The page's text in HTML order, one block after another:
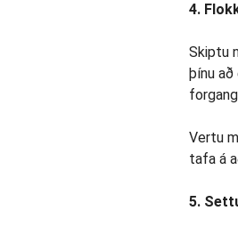
4.
Skiptu
þínu
Vertu
tafa á
5.